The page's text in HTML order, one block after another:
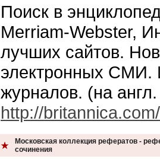
Поиск в
Merriam-Webster,
лучших сайтов.
электронных СМИ.
журналов. (на
http://britannica.com/
Московская коллекция рефератов -
сочинения